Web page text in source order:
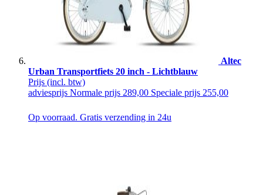
Altec
Urban Transportfiets 20 inch - Lichtblauw
Prijs (incl. btw)
adviesprijs Normale prijs 289,00 Speciale prijs 255,00
Op voorraad. Gratis verzending in 24u